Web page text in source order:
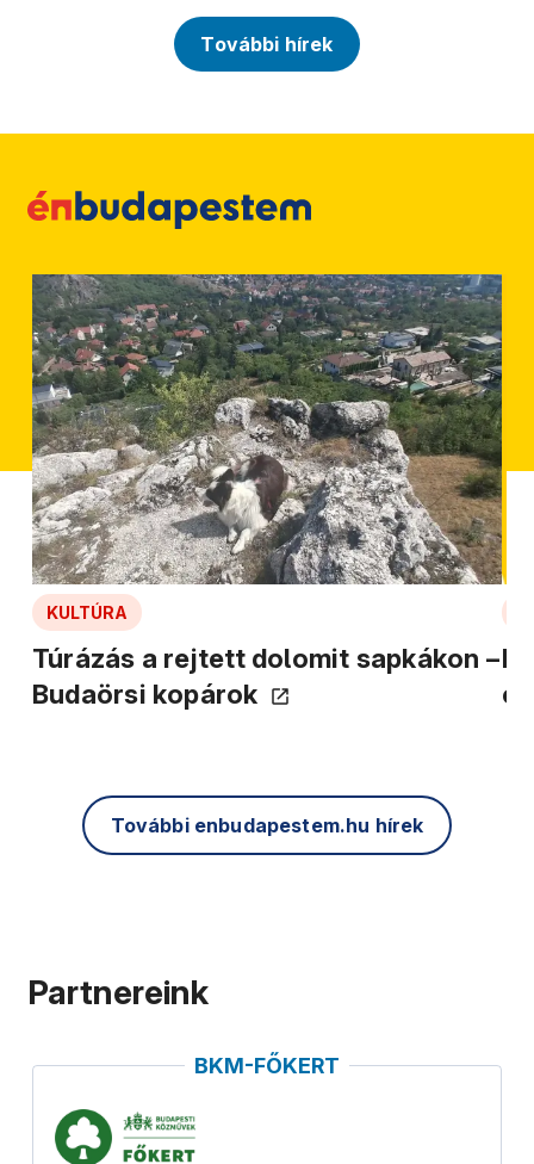
További hírek
KULTÚRA
Túrázás a rejtett dolomit sapkákon –
Budaörsi kopárok
További enbudapestem.hu hírek
Partnereink
BKM-FŐKERT